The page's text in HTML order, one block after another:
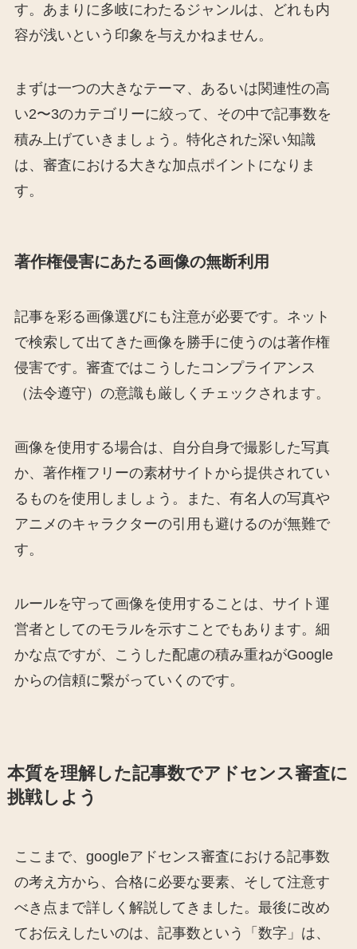
す。あまりに多岐にわたるジャンルは、どれも内
容が浅いという印象を与えかねません。
まずは一つの大きなテーマ、あるいは関連性の高
い2〜3のカテゴリーに絞って、その中で記事数を
積み上げていきましょう。特化された深い知識
は、審査における大きな加点ポイントになりま
す。
著作権侵害にあたる画像の無断利用
記事を彩る画像選びにも注意が必要です。ネット
で検索して出てきた画像を勝手に使うのは著作権
侵害です。審査ではこうしたコンプライアンス
（法令遵守）の意識も厳しくチェックされます。
画像を使用する場合は、自分自身で撮影した写真
か、著作権フリーの素材サイトから提供されてい
るものを使用しましょう。また、有名人の写真や
アニメのキャラクターの引用も避けるのが無難で
す。
ルールを守って画像を使用することは、サイト運
営者としてのモラルを示すことでもあります。細
かな点ですが、こうした配慮の積み重ねがGoogle
からの信頼に繋がっていくのです。
本質を理解した記事数でアドセンス審査に
挑戦しよう
ここまで、googleアドセンス審査における記事数
の考え方から、合格に必要な要素、そして注意す
べき点まで詳しく解説してきました。最後に改め
てお伝えしたいのは、記事数という「数字」は、